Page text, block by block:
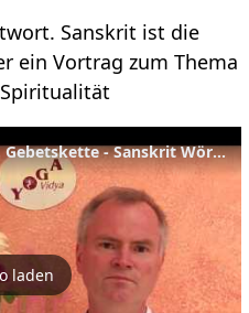
Sanskrit ist die
ein Vortrag zum Thema
Rudraksha – Strauch, Perle, Gebetskette - Sanskrit Wörterbuch
laden